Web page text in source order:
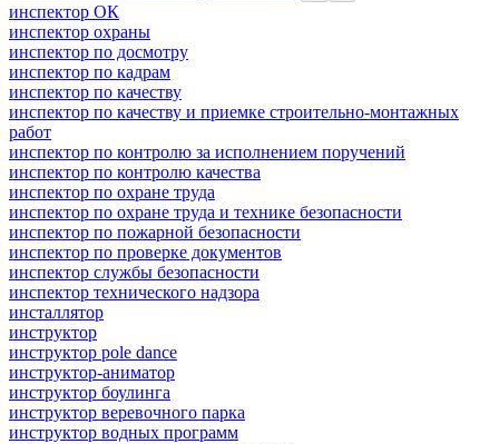
инспектор ОК
инспектор охраны
инспектор по досмотру
инспектор по кадрам
инспектор по качеству
инспектор по качеству и приемке строительно-монтажных
работ
инспектор по контролю за исполнением поручений
инспектор по контролю качества
инспектор по охране труда
инспектор по охране труда и технике безопасности
инспектор по пожарной безопасности
инспектор по проверке документов
инспектор службы безопасности
инспектор технического надзора
инсталлятор
инструктор
инструктор pole dance
инструктор-аниматор
инструктор боулинга
инструктор веревочного парка
инструктор водных программ